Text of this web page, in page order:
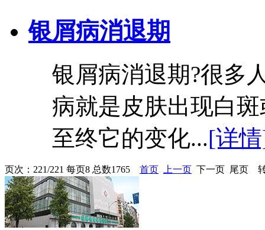
银屑病消退期
银屑病消退期?很多
病就是皮肤出现白
至终它的变化...[详
页次：221/221 每页8 总数1765 首页 上一页 下一页 尾页